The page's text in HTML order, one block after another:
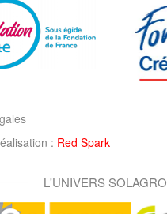
: Red Spark
L'UNIVERS SOLAGRO